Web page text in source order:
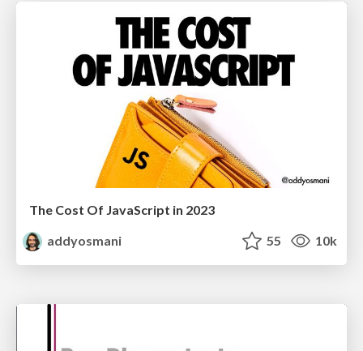
The Cost Of JavaScript in 2023
addyosmani
55 10k